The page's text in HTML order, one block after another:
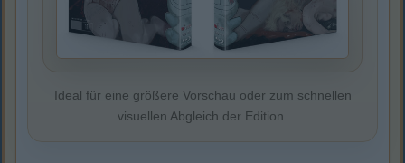
Ideal für eine größere Vorschau oder zum schnellen
visuellen Abgleich der Edition.